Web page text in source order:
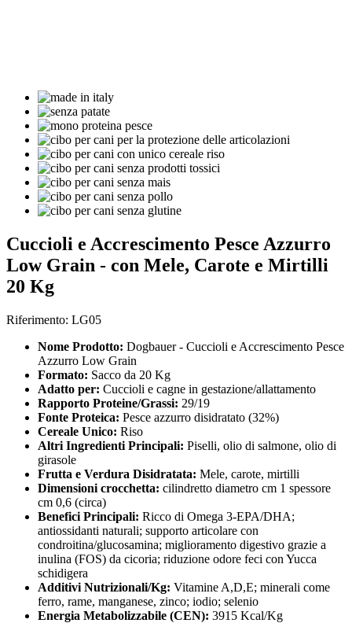
Cuccioli e Accrescimento Pesce Azzurro
Low Grain - con Mele, Carote e Mirtilli
20 Kg
Riferimento: LG05
Nome Prodotto: Dogbauer - Cuccioli e Accrescimento Pesce
Azzurro Low Grain
Formato: Sacco da 20 Kg
Adatto per: Cuccioli e cagne in gestazione/allattamento
Rapporto Proteine/Grassi: 29/19
Fonte Proteica: Pesce azzurro disidratato (32%)
Cereale Unico: Riso
Altri Ingredienti Principali: Piselli, olio di salmone, olio di
girasole
Frutta e Verdura Disidratata: Mele, carote, mirtilli
Dimensioni crocchetta: cilindretto diametro cm 1 spessore
cm 0,6 (circa)
Benefici Principali: Ricco di Omega 3-EPA/DHA;
antiossidanti naturali; supporto articolare con
condroitina/glucosamina; miglioramento digestivo grazie a
inulina (FOS) da cicoria; riduzione odore feci con Yucca
schidigera
Additivi Nutrizionali/Kg: Vitamine A,D,E; minerali come
ferro, rame, manganese, zinco; iodio; selenio
Energia Metabolizzabile (CEN): 3915 Kcal/Kg